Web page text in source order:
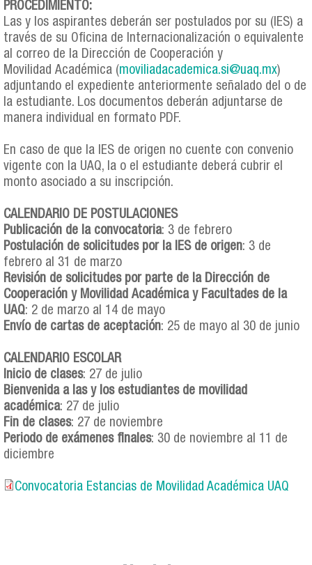
PROCEDIMIENTO:
Las y los aspirantes deberán ser postulados por su (IES) a
través de su Oficina de Internacionalización o equivalente
al correo de la Dirección de Cooperación y
Movilidad Académica (moviliadacademica.si@uaq.mx)
adjuntando el expediente anteriormente señalado del o de
la estudiante. Los documentos deberán adjuntarse de
manera individual en formato PDF.
En caso de que la IES de origen no cuente con convenio
vigente con la UAQ, la o el estudiante deberá cubrir el
monto asociado a su inscripción.
CALENDARIO DE POSTULACIONES
Publicación de la convocatoria: 3 de febrero
Postulación de solicitudes por la IES de origen: 3 de
febrero al 31 de marzo
Revisión de solicitudes por parte de la Dirección de
Cooperación y Movilidad Académica y Facultades de la
UAQ: 2 de marzo al 14 de mayo
Envío de cartas de aceptación: 25 de mayo al 30 de junio
CALENDARIO ESCOLAR
Inicio de clases: 27 de julio
Bienvenida a las y los estudiantes de movilidad
académica: 27 de julio
Fin de clases: 27 de noviembre
Periodo de exámenes finales: 30 de noviembre al 11 de
diciembre
Convocatoria Estancias de Movilidad Académica UAQ